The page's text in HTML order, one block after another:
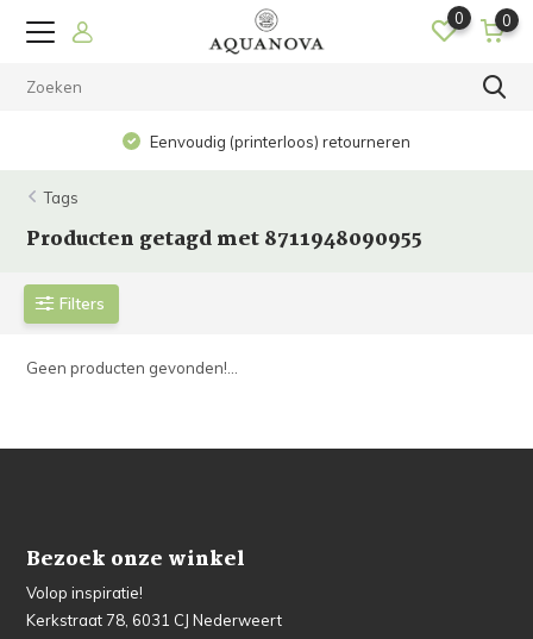
0 0
Eenvoudig (printerloos) retourneren
Tags
Producten getagd met 8711948090955
Filters
Geen producten gevonden!...
Bezoek onze winkel
Volop inspiratie!
Kerkstraat 78, 6031 CJ Nederweert